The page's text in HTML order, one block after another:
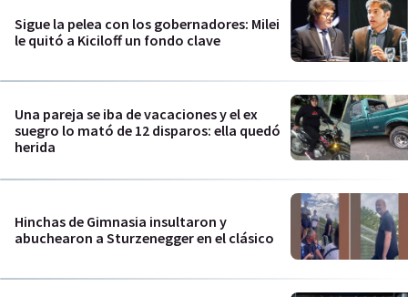
Sigue la pelea con los gobernadores: Milei
le quitó a Kiciloff un fondo clave
Una pareja se iba de vacaciones y el ex
suegro lo mató de 12 disparos: ella quedó
herida
Hinchas de Gimnasia insultaron y
abuchearon a Sturzenegger en el clásico